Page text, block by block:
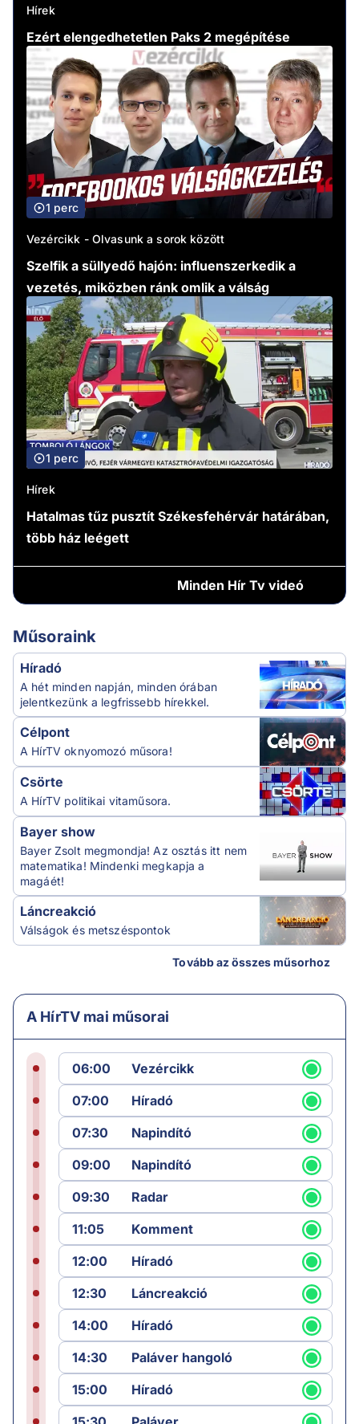
Hírek
Ezért elengedhetetlen Paks 2 megépítése
1 perc
Vezércikk - Olvasunk a sorok között
Szelfik a süllyedő hajón: influenszerkedik a
vezetés, miközben ránk omlik a válság
1 perc
Hírek
Hatalmas tűz pusztít Székesfehérvár határában,
több ház leégett
Minden Hír Tv videó
Műsoraink
Híradó
A hét minden napján, minden órában
jelentkezünk a legfrissebb hírekkel.
Célpont
A HírTV oknyomozó műsora!
Csörte
A HírTV politikai vitaműsora.
Bayer show
Bayer Zsolt megmondja! Az osztás itt nem
matematika! Mindenki megkapja a
magáét!
Láncreakció
Válságok és metszéspontok
Tovább az összes műsorhoz
A HírTV mai műsorai
06:00
Vezércikk
07:00
Híradó
07:30
Napindító
09:00
Napindító
09:30
Radar
11:05
Komment
12:00
Híradó
12:30
Láncreakció
14:00
Híradó
14:30
Paláver hangoló
15:00
Híradó